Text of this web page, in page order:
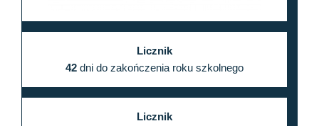
Licznik
42 dni do zakończenia roku szkolnego
Licznik